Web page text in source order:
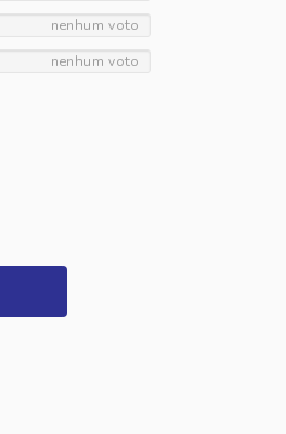
nenhum voto
nenhum voto